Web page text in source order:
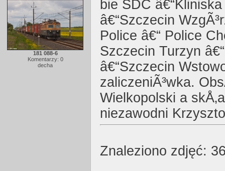
181 088-6
Komentarzy: 0
decha
bie SDC
â€“Szczecin
Police â€“ Police
Szczecin Turzyn
â€“Szczecin
zaliczeniÃ³wka.
Wielkopolski a
niezawodni
Znaleziono zdjęć: